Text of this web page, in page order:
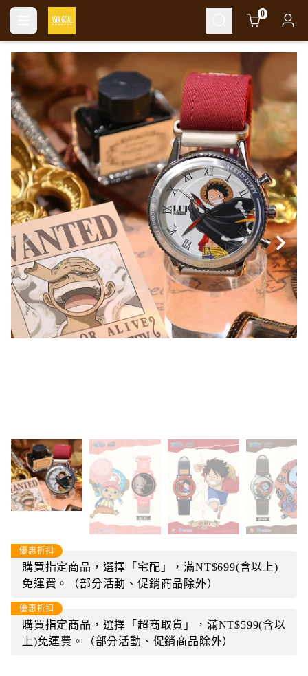
Cart 0
優惠折扣
購買指定商品，選擇「宅配」，滿NT$699(含以上)
免運費。（部分活動、促銷商品除外）
優惠折扣
購買指定商品，選擇「超商取貨」，滿NT$599(含以
上)免運費。（部分活動、促銷商品除外）